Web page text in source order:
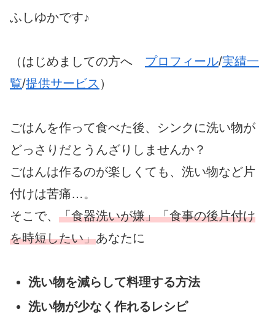
ふしゆかです♪
（はじめましての方へ プロフィール/実績一
覧/提供サービス ）
ごはんを作って食べた後、シンクに洗い物が
どっさりだとうんざりしませんか？
ごはんは作るのが楽しくても、洗い物など片
付けは苦痛…。
そこで、 「食器洗いが嫌」「食事の後片付け
を時短したい」あなたに
洗い物を減らして料理する方法
洗い物が少なく作れるレシピ